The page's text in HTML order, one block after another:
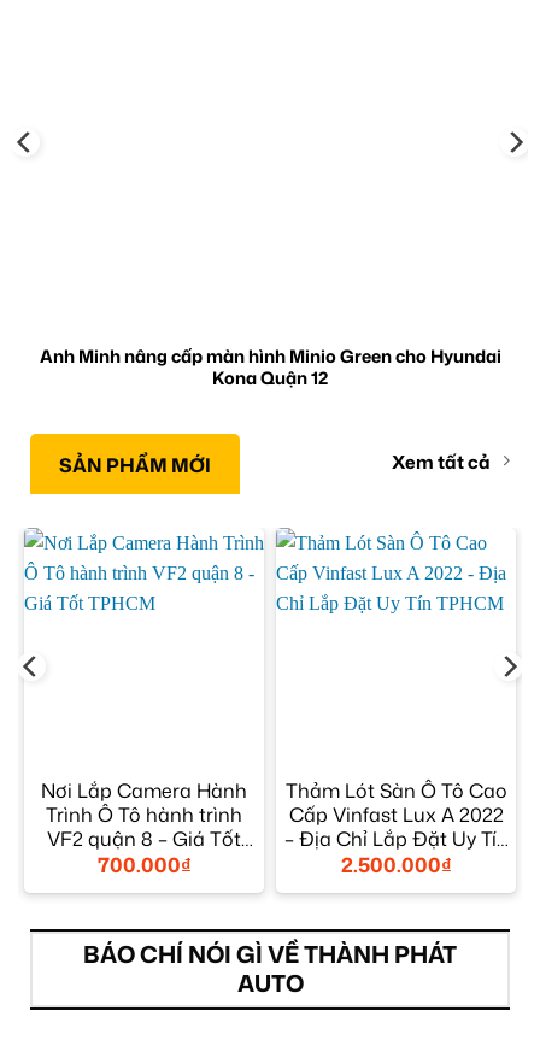
Anh Minh nâng cấp màn hình Minio Green cho Hyundai
Kona Quận 12
SẢN PHẨM MỚI Xem tất cả
Nơi Lắp Camera Hành
Trình Ô Tô hành trình
VF2 quận 8 – Giá Tốt
TPHCM
700.000₫
Thảm Lót Sàn Ô Tô Cao
Cấp Vinfast Lux A 2022
– Địa Chỉ Lắp Đặt Uy Tín
TPHCM
2.500.000₫
BÁO CHÍ NÓI GÌ VỀ THÀNH PHÁT
AUTO